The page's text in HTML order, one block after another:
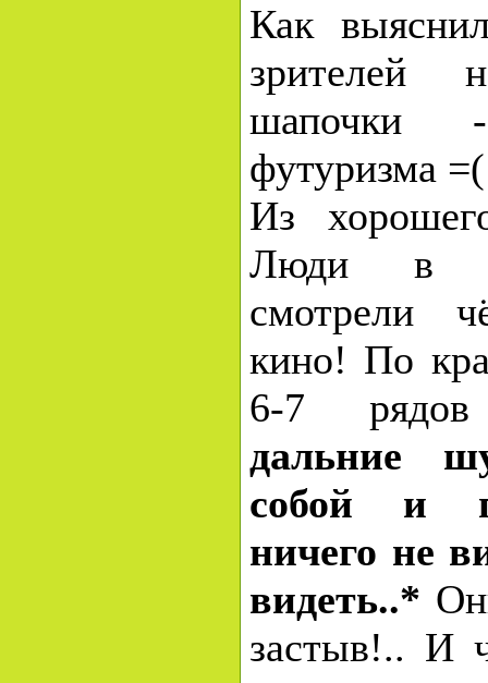
Как
зрителей
шапочки
футуризма =(
Из
Люди в
смотрели
кино! По
6-7
дальние
собой и
ничего не
видеть..*
застыв!.. И